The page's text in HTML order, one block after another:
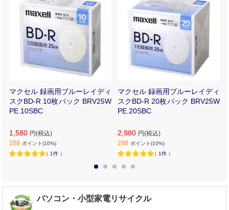
マクセル 録画用ブルーレイディ
スクBD-R 10枚パック BRV25W
PE.10SBC
1,580 円(税込)
158 ポイント(10%)
（ 1件 ）
マクセル 録画用ブルーレイディ
スクBD-R 20枚パック BRV25W
PE.20SBC
2,980 円(税込)
298 ポイント(10%)
（ 1件 ）
パソコン・小型家電リサイクル